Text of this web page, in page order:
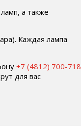
а также
Каждая лампа
+7 (4812) 700-718
для вас